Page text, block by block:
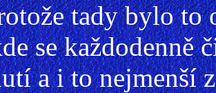
tady bylo to
se každodenně
a i to nejmenší